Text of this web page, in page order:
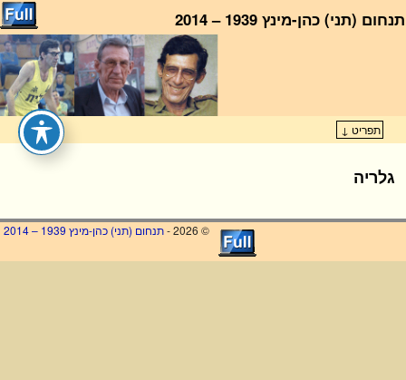
תנחום (תני) כהן-מינץ 1939 – 2014
ראשי תפריט ↓
גלריה
© 2026 - תנחום (תני) כהן-מינץ 1939 – 2014